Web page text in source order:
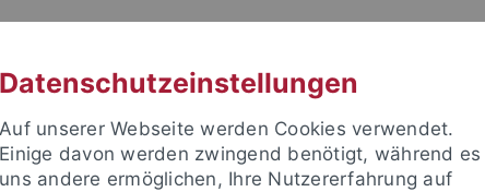
Datenschutzeinstellungen
Auf unserer Webseite werden Cookies verwendet.
Einige davon werden zwingend benötigt, während es
uns andere ermöglichen, Ihre Nutzererfahrung auf